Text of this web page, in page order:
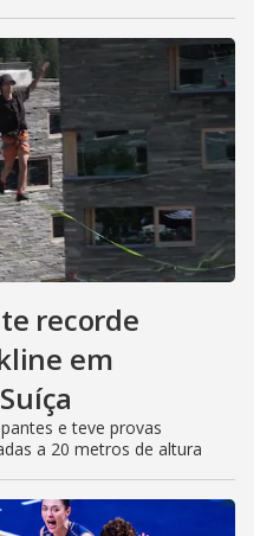
recorde
em
e teve provas
a 20 metros de altura